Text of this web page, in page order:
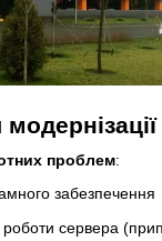
проблем:
забезпечення
сервера